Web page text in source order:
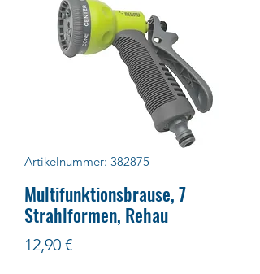
Artikelnummer: 382875
Multifunktionsbrause, 7
Strahlformen, Rehau
12,90 €Preis